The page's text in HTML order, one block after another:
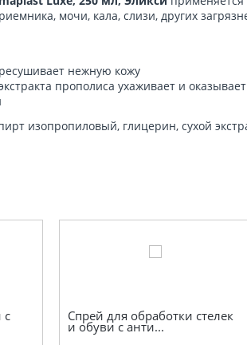
мочи, кала, слизи, других
нежную кожу
прополиса ухаживает и
изопропиловый, глицерин, сухой
с Спрей для обработки стелек
и обуви с анти...